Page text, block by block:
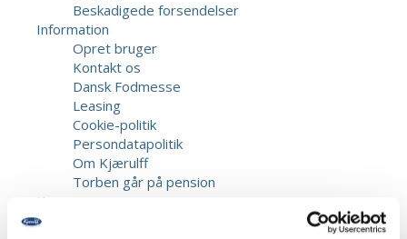
Beskadigede forsendelser
Information
Opret bruger
Kontakt os
Dansk Fodmesse
Leasing
Cookie-politik
Persondatapolitik
Om Kjærulff
Torben går på pension
Kurser